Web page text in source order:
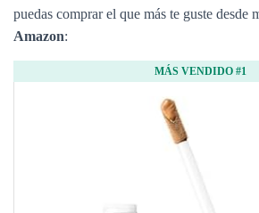
puedas comprar el que más te guste desde
Amazon:
MÁS VENDIDO #1